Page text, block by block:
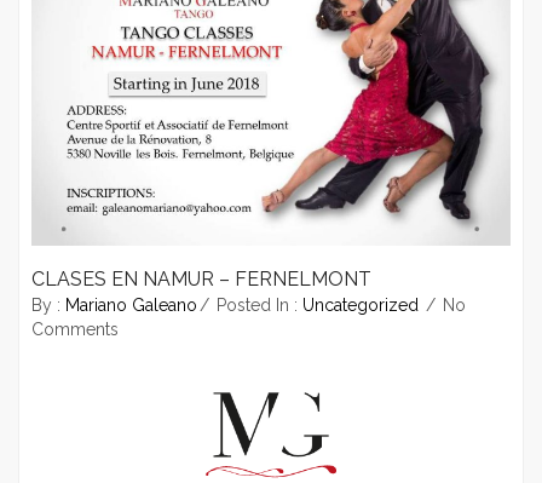
CLASES EN NAMUR – FERNELMONT
By : Mariano Galeano Posted In : Uncategorized
No
Comments